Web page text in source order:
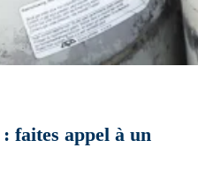
faites appel à un